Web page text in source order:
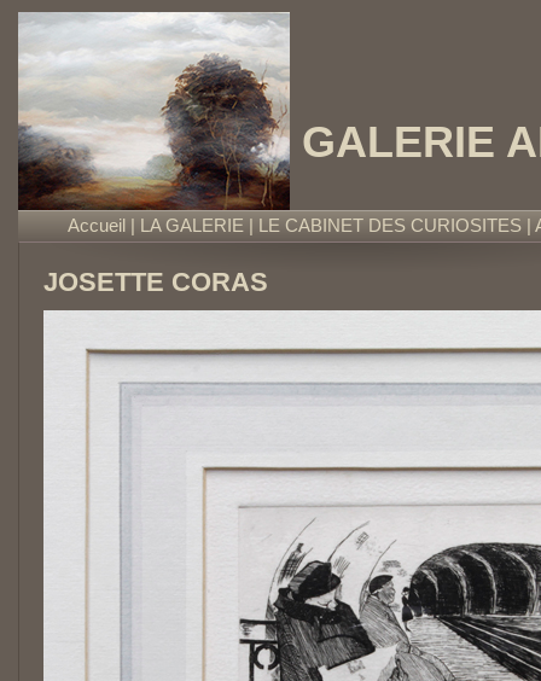
GALERIE
Accueil | LA GALERIE | LE CABINET DES CURIOSITES |
JOSETTE CORAS